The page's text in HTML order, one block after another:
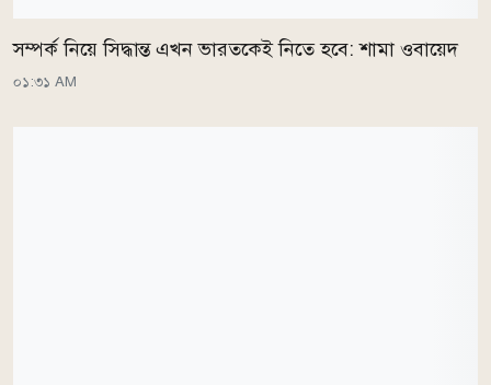
সম্পর্ক নিয়ে সিদ্ধান্ত এখন ভারতকেই নিতে হবে: শামা ওবায়েদ
০১:৩১ AM